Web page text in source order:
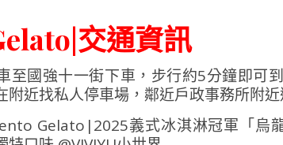
交通資訊
至國強十一街下車，步行約5分鐘即可
附近找私人停車場，鄰近戶政事務所附近